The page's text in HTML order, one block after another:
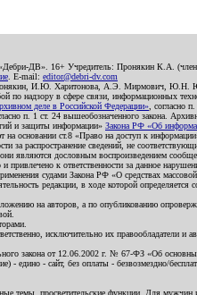
«Дебри-ДВ». 16+ Учредитель: Пронякин К.А.
. E-mail: editor@debri-dv.com
Пронякин, И.Ю. Харитонова, А.Э.
по надзору в сфере связи, информационных
деле в Российской Федерации» , согласно
п. 1 ст. 24 вышеобозначенного закона.
и защиты информации» Закона РФ «Об
на основании ст.8 «Право на доступ к
распространение сведений, не
являются дословным воспроизведением
к ответственности за данное
судами Закона РФ «О средствах
редакции, в ходе которой определяется
на авторов, а по опубликованию
исключительно их
закона от 12.06.2002 г. № 67-ФЗ «Об
- едино - сайт, без оплаты - безвозмездно/
темы, просветительские функции. Для